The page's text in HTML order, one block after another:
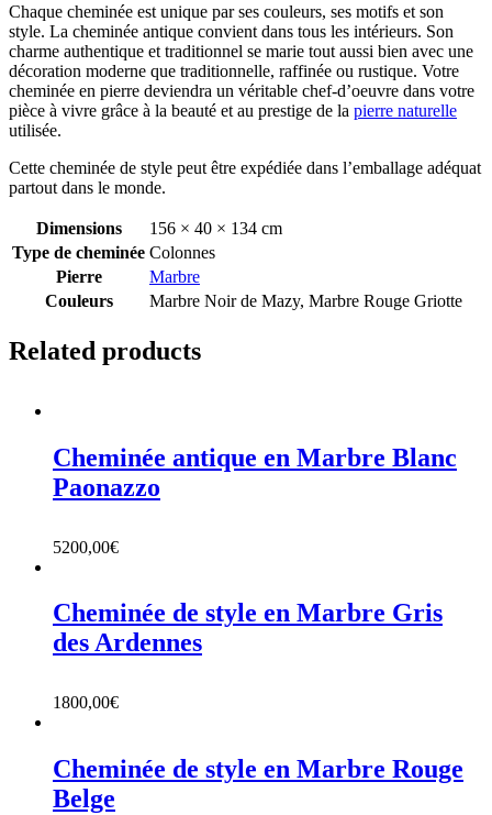
Chaque cheminée est unique par ses couleurs, ses motifs et son
style. La cheminée antique convient dans tous les intérieurs. Son
charme authentique et traditionnel se marie tout aussi bien avec une
décoration moderne que traditionnelle, raffinée ou rustique. Votre
cheminée en pierre deviendra un véritable chef-d’oeuvre dans votre
pièce à vivre grâce à la beauté et au prestige de la pierre naturelle
utilisée.
Cette cheminée de style peut être expédiée dans l’emballage adéquat
partout dans le monde.
Dimensions
156 × 40 × 134 cm
Type de cheminée Colonnes
Pierre
Marbre
Couleurs
Marbre Noir de Mazy, Marbre Rouge Griotte
Related products
Cheminée antique en Marbre Blanc
Paonazzo
5200,00€
Cheminée de style en Marbre Gris
des Ardennes
1800,00€
Cheminée de style en Marbre Rouge
Belge